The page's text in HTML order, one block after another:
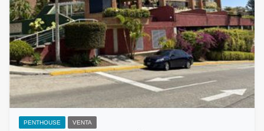
PENTHOUSE VENTA